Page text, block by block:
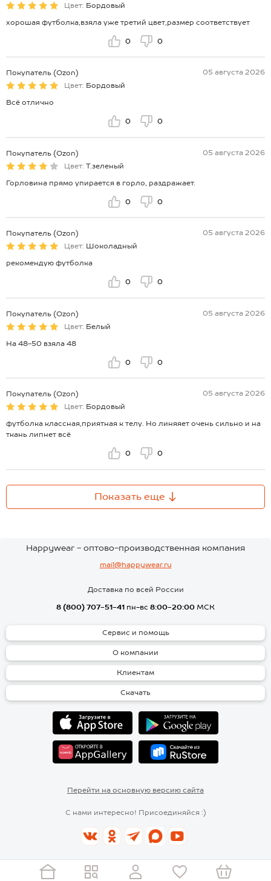
Цвет: Бордовый
хорошая футболка,взяла уже третий цвет,размер соответствует
0 0
Покупатель (Ozon)
05 августа 2026
Цвет: Бордовый
Всё отлично
0 0
Покупатель (Ozon)
05 августа 2026
Цвет: Т.зеленый
Горловина прямо упирается в горло, раздражает.
0 0
Покупатель (Ozon)
05 августа 2026
Цвет: Шоколадный
рекомендую футболка
0 0
Покупатель (Ozon)
05 августа 2026
Цвет: Белый
На 48-50 взяла 48
0 0
Покупатель (Ozon)
05 августа 2026
Цвет: Бордовый
футболка классная,приятная к телу. Но линяяет очень сильно и на
ткань липнет всё
0 0
Показать еще
Happywear - оптово-производственная компания
mail@happywear.ru
Доставка по всей России
8 (800) 707-51-41 пн-вс 8:00-20:00 МСК
Сервис и помощь
О компании
Клиентам
Скачать
Перейти на основную версию сайта
С нами интересно! Присоединяйся :)